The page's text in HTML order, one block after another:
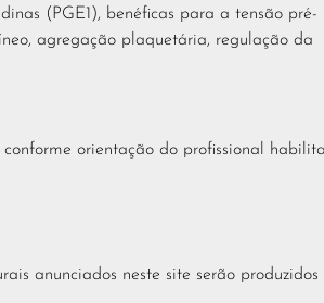
(PGE1), benéficas para a tensão pré-
agregação plaquetária, regulação da
orientação do profissional
anunciados neste site serão produzidos